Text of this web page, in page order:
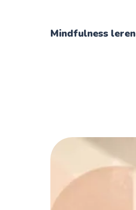
Mindfulness leren